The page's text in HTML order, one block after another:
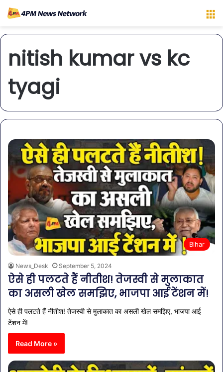
nitish kumar vs kc
tyagi
Bihar
News_Desk September 5, 2024
ऐसे ही पलटते हैं नीतीश! तेजस्वी से मुलाकात
का असली खेल समझिए, भाजपा आई टेंशन में!
ऐसे ही पलटते हैं नीतीश! तेजस्वी से मुलाकात का असली खेल समझिए, भाजपा आई
टेंशन में!
Read More »